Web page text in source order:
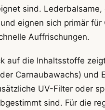
sind.
eignen sich primär
Auffrischungen.
auf die Inhaltsstoffe
Carnaubawachs) und
UV-Filter oder
sind. Für die